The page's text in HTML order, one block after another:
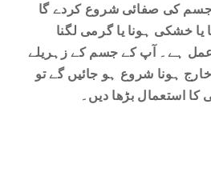
جسم کی صفائی شروع کردے گا
خشکی ہونا یا گرمی لگنا
ہے۔ آپ کے جسم کے زہریلے
ہونا شروع ہو جائیں گے تو
استعمال بڑھا دیں۔